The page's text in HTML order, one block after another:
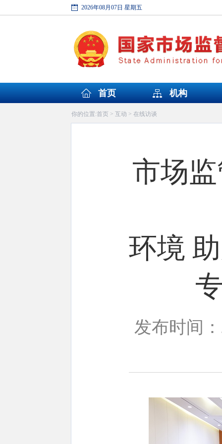
2026年08月07日 星期五
首页 机构
你的位置:首页> 互动 > 在线访谈
市场
环境
发布时间